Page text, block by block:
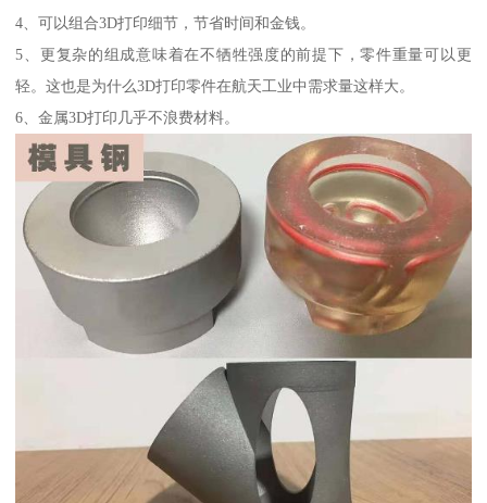
4、可以组合3D打印细节，节省时间和金钱。
5、更复杂的组成意味着在不牺牲强度的前提下，零件重量可以更
轻。这也是为什么3D打印零件在航天工业中需求量这样大。
6、金属3D打印几乎不浪费材料。